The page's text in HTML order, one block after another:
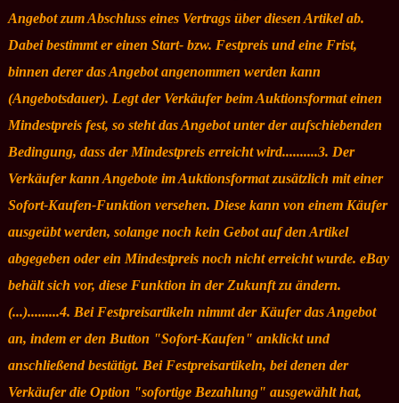
Angebot zum Abschluss eines Vertrags über diesen Artikel ab.
Dabei bestimmt er einen Start- bzw. Festpreis und eine Frist,
binnen derer das Angebot angenommen werden kann
(Angebotsdauer). Legt der Verkäufer beim Auktionsformat einen
Mindestpreis fest, so steht das Angebot unter der aufschiebenden
Bedingung, dass der Mindestpreis erreicht wird..........3. Der
Verkäufer kann Angebote im Auktionsformat zusätzlich mit einer
Sofort-Kaufen-Funktion versehen. Diese kann von einem Käufer
ausgeübt werden, solange noch kein Gebot auf den Artikel
abgegeben oder ein Mindestpreis noch nicht erreicht wurde. eBay
behält sich vor, diese Funktion in der Zukunft zu ändern.
(...).........4. Bei Festpreisartikeln nimmt der Käufer das Angebot
an, indem er den Button "Sofort-Kaufen" anklickt und
anschließend bestätigt. Bei Festpreisartikeln, bei denen der
Verkäufer die Option "sofortige Bezahlung" ausgewählt hat,